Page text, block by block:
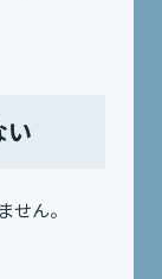
い
せん。